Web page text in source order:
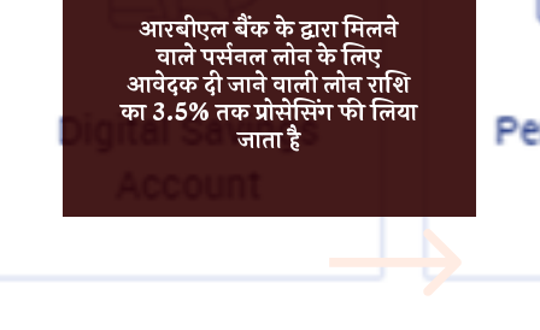
आरबीएल बैंकके द्वारा मिलने
वाले पर्सनल लोन के लिए
आवेदक दी जाने वाली लोन राशि
का 3.5% तक प्रोसेसिंग फी लिया
जाता है